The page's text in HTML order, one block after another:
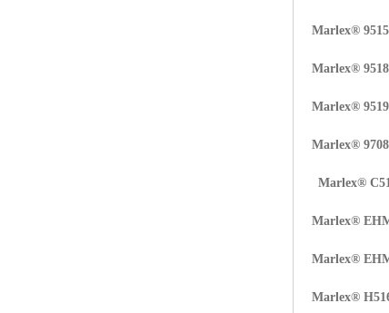
Marlex®
Marlex®
Marlex®
Marlex®
Marlex®
Marlex®
Marlex®
Marlex®